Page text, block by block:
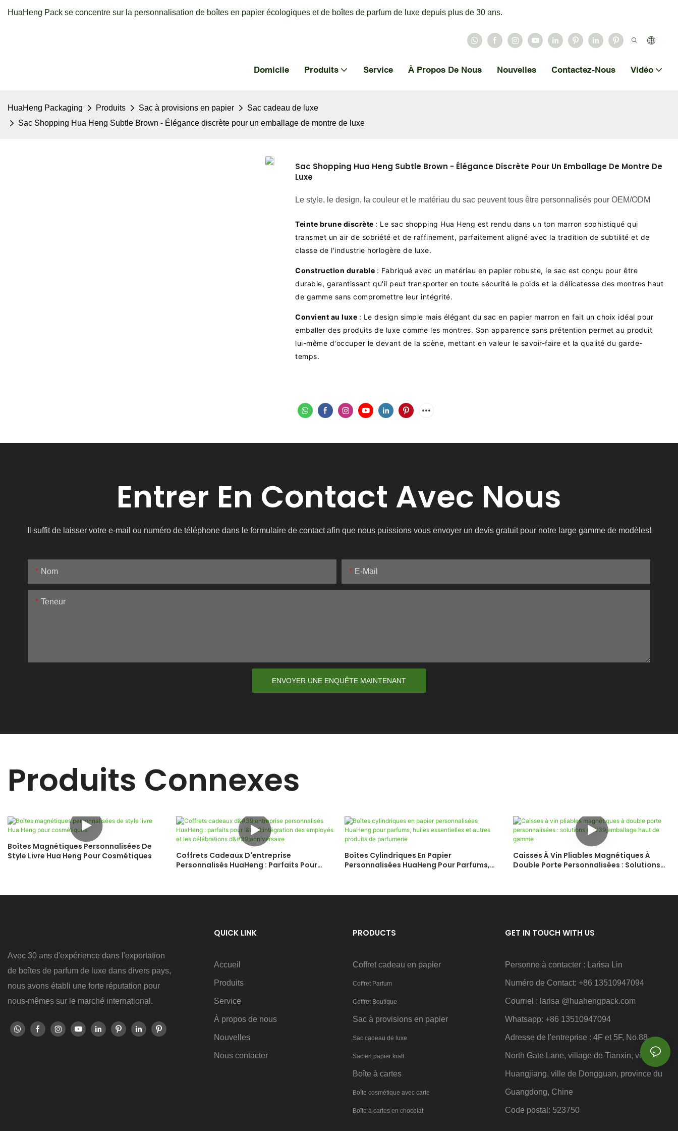
HuaHeng Pack se concentre sur la personnalisation de boîtes en papier écologiques et de boîtes de parfum de luxe depuis plus de 30 ans.
Domicile Produits Service À Propos De Nous Nouvelles Contactez-Nous Vidéo
HuaHeng Packaging Produits Sac à provisions en papier
Sac cadeau de luxe
Sac Shopping Hua Heng Subtle Brown - Élégance discrète pour un emballage de montre de luxe
Sac Shopping Hua Heng Subtle Brown - Élégance Discrète Pour Un Emballage De Montre De
Luxe
Le style, le design, la couleur et le matériau du sac peuvent tous être personnalisés pour OEM/ODM
Teinte brune discrète : Le sac shopping Hua Heng est rendu dans un ton marron sophistiqué qui
transmet un air de sobriété et de raffinement, parfaitement aligné avec la tradition de subtilité et de
classe de l'industrie horlogère de luxe.
Construction durable : Fabriqué avec un matériau en papier robuste, le sac est conçu pour être
durable, garantissant qu'il peut transporter en toute sécurité le poids et la délicatesse des montres haut
de gamme sans compromettre leur intégrité.
Convient au luxe : Le design simple mais élégant du sac en papier marron en fait un choix idéal pour
emballer des produits de luxe comme les montres. Son apparence sans prétention permet au produit
lui-même d'occuper le devant de la scène, mettant en valeur le savoir-faire et la qualité du garde-
temps.
Entrer En Contact Avec Nous
Il suffit de laisser votre e-mail ou numéro de téléphone dans le formulaire de contact afin que nous puissions vous envoyer un devis gratuit pour notre large gamme de modèles!
Nom E-Mail
Teneur
ENVOYER UNE ENQUÊTE MAINTENANT
Produits Connexes
Boîtes Magnétiques Personnalisées De
Style Livre Hua Heng Pour Cosmétiques
Coffrets Cadeaux D'entreprise
Personnalisés HuaHeng : Parfaits Pour
Boîtes Cylindriques En Papier
Personnalisées HuaHeng Pour Parfums,
Caisses À Vin Pliables Magnétiques À
Double Porte Personnalisées : Solutions
Avec 30 ans d'expérience dans l'exportation
de boîtes de parfum de luxe dans divers pays,
nous avons établi une forte réputation pour
nous-mêmes sur le marché international.
QUICK LINK
Accueil
Produits
Service
À propos de nous
Nouvelles
Nous contacter
PRODUCTS
Coffret cadeau en papier
Coffret Parfum
Coffret Boutique
Sac à provisions en papier
Sac cadeau de luxe
Sac en papier kraft
Boîte à cartes
Boîte cosmétique avec carte
Boîte à cartes en chocolat
GET IN TOUCH WITH US
Personne à contacter : Larisa Lin
Numéro de Contact: +86 13510947094
Courriel : larisa @huahengpack.com
Whatsapp: +86 13510947094
Adresse de l'entreprise : 4F et 5F, No.88,
North Gate Lane, village de Tianxin, ville de
Huangjiang, ville de Dongguan, province du
Guangdong, Chine
Code postal: 523750